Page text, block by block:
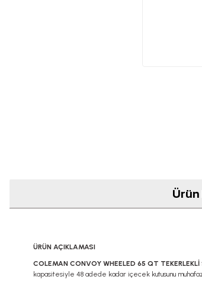
ÜRÜN AÇIKLAMASI
COLEMAN CONVOY WHEELED 65 QT
kapasitesiyle 48 adede kadar içecek kutusunu